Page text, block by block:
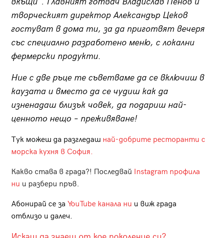
творческият директор Александър Цеков
гостуват в дома ти, за да приготвят вечеря
със специално разработено меню, с локални
фермерски продукти.
Ние с две ръце те съветваме да се включиш в
каузата и вместо да се чудиш как да
изненадаш близък човек, да подариш най-
ценното нещо – преживяване!
Тук можеш да разгледашнай-добрите ресторанти с
морска кухня в София.
Какво става в града?! Последвай Instagram профила
ни и разбери пръв.
Абонирай се за YouTube канала ни и виж града
отблизо и далеч.